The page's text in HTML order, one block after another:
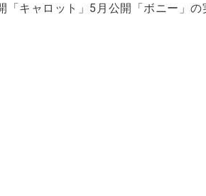
キャロット」5月公開「ボニー」の